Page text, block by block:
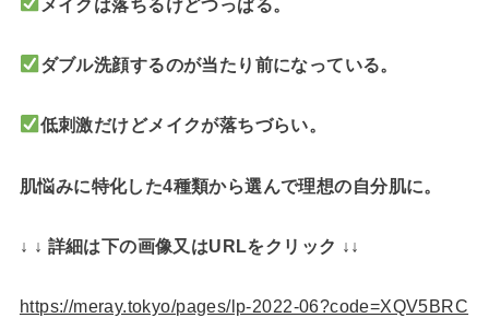
ダブル洗顔するのが当たり前になっている。
低刺激だけどメイクが落ちづらい。
肌悩みに特化した4種類から選んで理想の自分肌に。
↓ ↓ 詳細は下の画像又はURLをクリック ↓↓
https://meray.tokyo/pages/lp-2022-06?code=XQV5BRC